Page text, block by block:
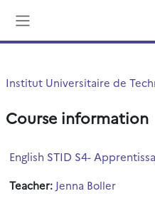
Course information
English STID S4-
Teacher: Jenna Boller